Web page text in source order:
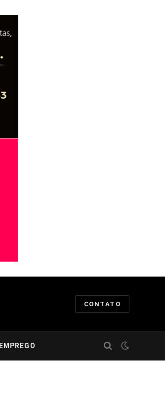
CONTATO
EMPREGO